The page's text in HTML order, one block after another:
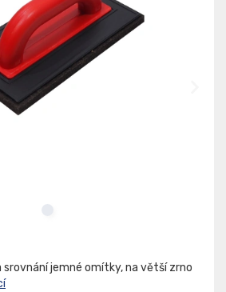
srovnání jemné omítky, na větší zrno